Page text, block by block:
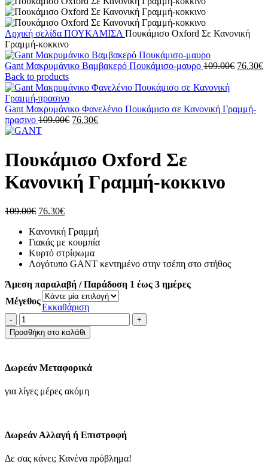
Αρχική σελίδα ΠΟΥΚΑΜΙΣΑ Πουκάμισο Oxford Σε Κανονική
Γραμμή-κοκκινο
Gant Μακρυμάνικo Βαμβακερό Πουκάμισο-μαυρο 109.00€ Original
76.30€
Back to products
Gant Μακρυμάνικo Φανελένιο Πουκάμισο σε Κανονική Γραμμή-
πρασινο 109.00€ Original
76.30€Η
είναι:
76.30€.
Πουκάμισο Oxford Σε
Κανονική Γραμμή-κοκκινο
109.00€ Original
was:
109.00€.
76.30€Η
τιμή
είναι:
76.30€.
Kανονική Γραμμή
Γιακάς με κουμπία
Κυρτό στρίφωμα
Λογότυπo GANT κεντημένο στην τσέπη στο στήθος
Άμεση παραλαβή / Παράδοση 1 έως 3 ημέρες
Μέγεθος
Εκκαθάριση
Πουκάμισο
Oxford
Σε
Γραμμή-
κοκκινο
Προσθήκη στο καλάθι
Δωρεάν Μεταφορικά
για λίγες μέρες ακόμη
Δωρεάν Αλλαγή ή Επιστροφή
Δε σας κάνει; Κανένα πρόβλημα!